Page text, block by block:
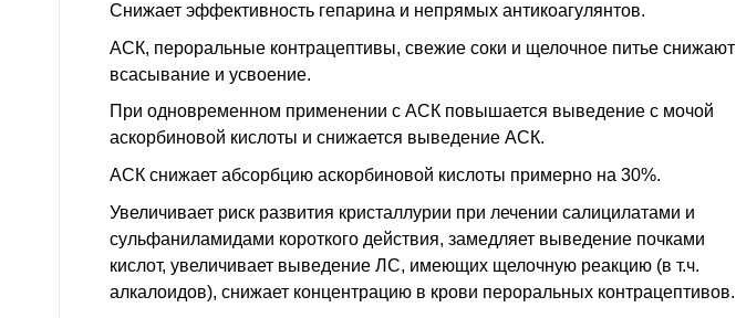
Снижает эффективность гепарина и непрямых антикоагулянтов.
АСК, пероральные контрацептивы, свежие соки и щелочное питье снижают
всасывание и усвоение.
При одновременном применении с АСК повышается выведение с мочой
аскорбиновой кислоты и снижается выведение АСК.
АСК снижает абсорбцию аскорбиновой кислоты примерно на 30%.
Увеличивает риск развития кристаллурии при лечении салицилатами и
сульфаниламидами короткого действия, замедляет выведение почками
кислот, увеличивает выведение ЛС, имеющих щелочную реакцию (в т.ч.
алкалоидов), снижает концентрацию в крови пероральных контрацептивов.